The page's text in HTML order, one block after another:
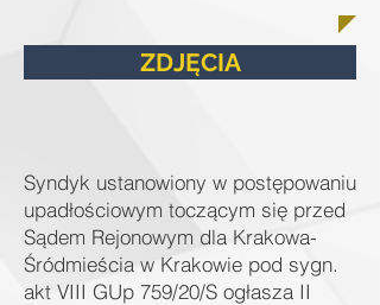
ZDJĘCIA
Syndyk ustanowiony w postępowaniu
upadłościowym toczącym się przed
Sądem Rejonowym dla Krakowa-
Śródmieścia w Krakowie pod sygn.
akt VIII GUp 759/20/S ogłasza II